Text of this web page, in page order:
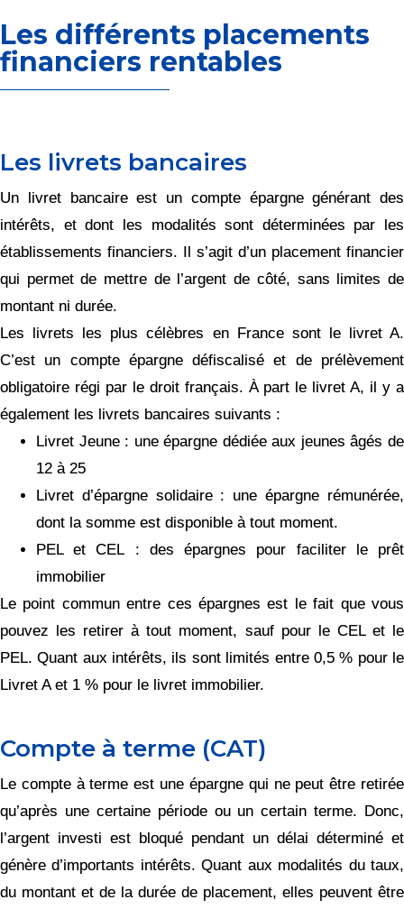
Les différents placements
financiers rentables
Les livrets bancaires
Un livret bancaire est un compte épargne générant des
intérêts, et dont les modalités sont déterminées par les
établissements financiers. Il s’agit d’un placement financier
qui permet de mettre de l’argent de côté, sans limites de
montant ni durée.
Les livrets les plus célèbres en France sont le livret A.
C’est un compte épargne défiscalisé et de prélèvement
obligatoire régi par le droit français. À part le livret A, il y a
également les livrets bancaires suivants :
Livret Jeune : une épargne dédiée aux jeunes âgés de
12 à 25
Livret d’épargne solidaire : une épargne rémunérée,
dont la somme est disponible à tout moment.
PEL et CEL : des épargnes pour faciliter le prêt
immobilier
Le point commun entre ces épargnes est le fait que vous
pouvez les retirer à tout moment, sauf pour le CEL et le
PEL. Quant aux intérêts, ils sont limités entre 0,5 % pour le
Livret A et 1 % pour le livret immobilier.
Compte à terme (CAT)
Le compte à terme est une épargne qui ne peut être retirée
qu’après une certaine période ou un certain terme. Donc,
l’argent investi est bloqué pendant un délai déterminé et
génère d’importants intérêts. Quant aux modalités du taux,
du montant et de la durée de placement, elles peuvent être